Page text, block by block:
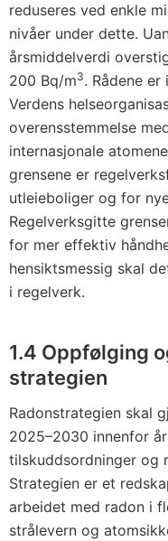
reduseres ved enkle
nivåer under dette.
årsmiddelverdi
200 Bq/m3. Rådene
Verdens
overensstemmelse
internasjonale
grensene er
utleieboliger og for
Regelverksgitte
for mer effektiv
hensiktsmessig skal
i regelverk.
1.4 Oppfølging
strategien
Radonstrategien skal
2025–2030 innenfor
tilskuddsordninger og
Strategien er et
arbeidet med radon i
strålevern og